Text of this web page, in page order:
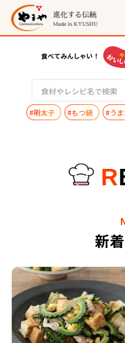
食べてみんしゃい！
#明太子 #もつ鍋 #う
R
新